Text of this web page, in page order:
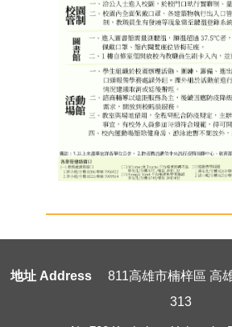
地址 Address 811高雄市楠梓區 高
313